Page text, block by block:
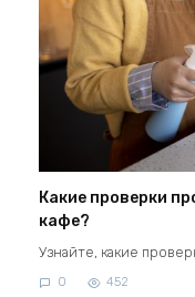
Какие проверки
кафе?
Узнайте, какие
0 452